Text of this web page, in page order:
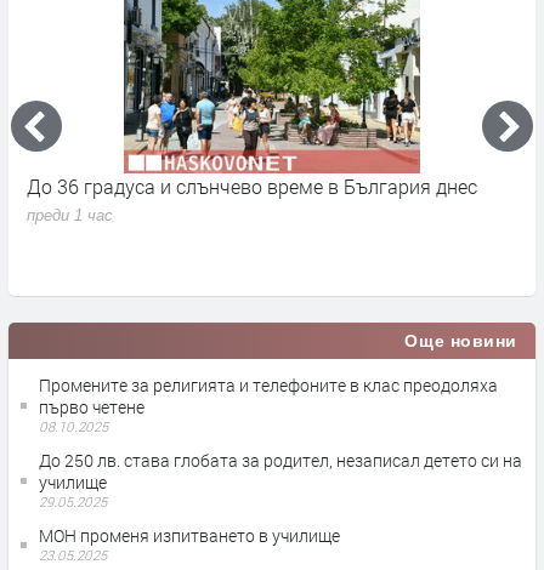
До 36 градуса и слънчево време в България днес
преди 1 час
Още новини
Промените за религията и телефоните в клас преодоляха
първо четене
08.10.2025
До 250 лв. става глобата за родител, незаписал детето си на
училище
29.05.2025
МОН променя изпитването в училище
23.05.2025